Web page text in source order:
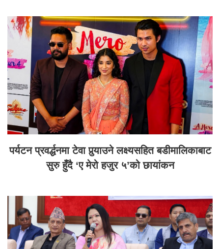
पर्यटन प्रवर्द्धनमा टेवा पुर्‍याउने लक्ष्यसहित बडीमालिकाबाट
सुरु हुँदै ‘ए मेरो हजुर ५’को छायांकन